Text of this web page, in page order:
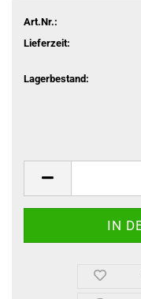
Art.Nr.:
Lieferzeit:
Lagerbestand: